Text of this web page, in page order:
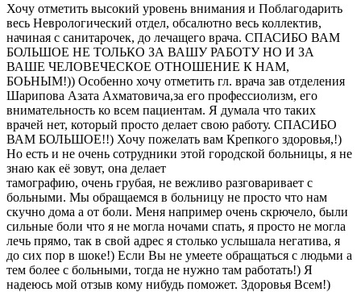
Хочу отметить высокий уровень внимания и Поблагодарить
весь Неврологический отдел, обсалютно весь коллектив,
начиная с санитарочек, до лечащего врача. СПАСИБО ВАМ
БОЛЬШОЕ НЕ ТОЛЬКО ЗА ВАШУ РАБОТУ НО И ЗА
ВАШЕ ЧЕЛОВЕЧЕСКОЕ ОТНОШЕНИЕ К НАМ,
БОЬНЫМ!)) Особенно хочу отметить гл. врача зав отделения
Шарипова Азата Ахматовича,за его профессиолизм, его
внимательность ко всем пациентам. Я думала что таких
врачей нет, который просто делает свою работу. СПАСИБО
ВАМ БОЛЬШОЕ!!) Хочу пожелать вам Крепкого здоровья,!)
Но есть и не очень сотрудники этой городской больницы, я не
знаю как её зовут, она делает
тамографию, очень грубая, не вежливо разговаривает с
больными. Мы обращаемся в больницу не просто что нам
скучно дома а от боли. Меня например очень скрючело, были
сильные боли что я не могла ночами спать, я просто не могла
лечь прямо, так в свой адрес я столько услышала негатива, я
до сих пор в шоке!) Если Вы не умеете обращаться с людьми а
тем более с больными, тогда не нужно там работать!) Я
надеюсь мой отзыв кому нибудь поможет. Здоровья Всем!)